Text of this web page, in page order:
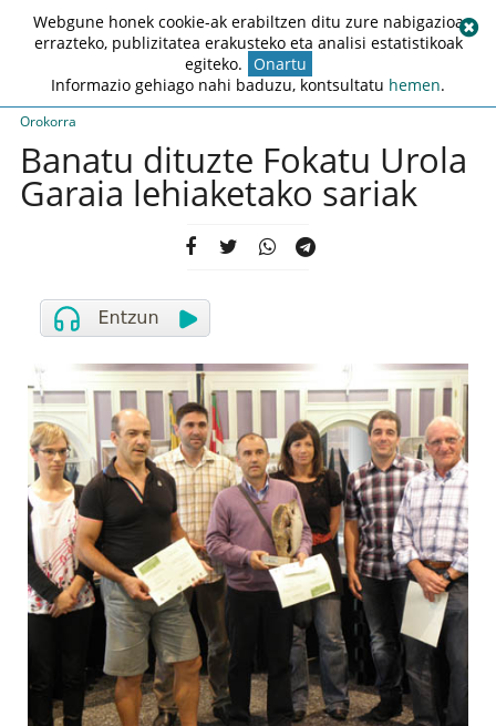
Orokorra
Banatu dituzte Fokatu Urola
Garaia lehiaketako sariak
Webgune honek cookie-ak erabiltzen ditu zure nabigazioa
errazteko, publizitatea erakusteko eta analisi estatistikoak
egiteko. Onartu
Informazio gehiago nahi baduzu, kontsultatu hemen.